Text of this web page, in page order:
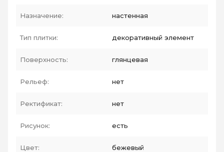
Назначение: настенная
Тип плитки: декоративный элемент
Поверхность: глянцевая
Рельеф: нет
Ректификат: нет
Рисунок: есть
Цвет: бежевый